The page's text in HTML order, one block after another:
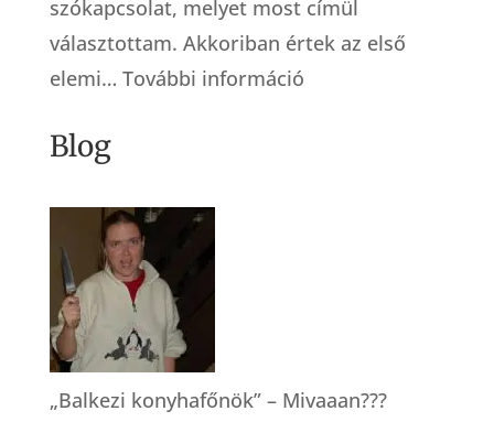
szókapcsolat, melyet most címül
választottam. Akkoriban értek az első
elemi… További információ:
Blog
„Balkezi konyhafőnök” – Mivaaan???